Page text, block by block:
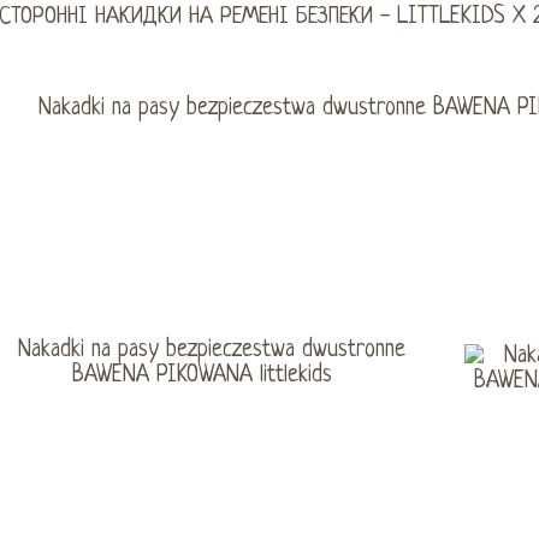
НАКИДКИ НА РЕМЕНІ БЕЗПЕКИ - LITTLEKIDS X